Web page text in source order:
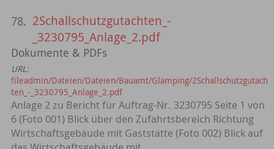
78. 2Schallschutzgutachten_-
_3230795_Anlage_2.pdf
Dokumente & PDFs
URL:
fileadmin/Dateien/Dateien/Bauamt/Glamping/2Schallschutzgutach
ten_-_3230795_Anlage_2.pdf
Anlage 2 zu Bericht für Auftrag-Nr. 3230795 Seite 1 von
6 (Foto 001) Blick über den Zufahrtsbereich Richtung
Wirtschaftsgebäude mit Gaststätte (Foto 002) Blick auf